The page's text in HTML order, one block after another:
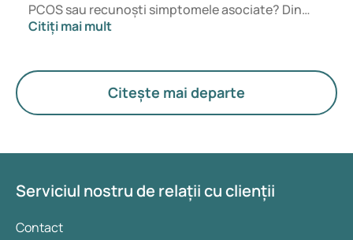
PCOS sau recunoști simptomele asociate? Din
punct de vedere medical, nu se schimbă nimic
hormoni, metabolism și funcționarea ovarelor.
Citiți mai mult
Citește mai departe
Serviciul nostru de relații cu clienții
Contact